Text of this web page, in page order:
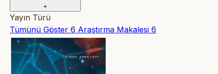
+
Yayın Türü
Tümünü Göster 6 Araştırma Makalesi 6